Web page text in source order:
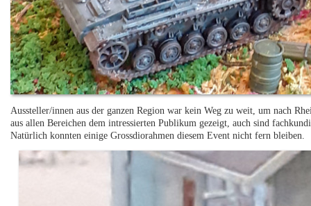
Aussteller/innen aus der ganzen Region war kein Weg zu weit, um nach
aus allen Bereichen dem intressierten Publikum gezeigt, auch sind
Natürlich konnten einige Grossdiorahmen diesem Event nicht fern bleiben.